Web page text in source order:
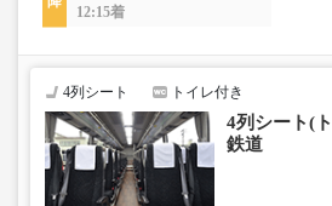
12:15着
4列シート トイレ付き
4列シート(
鉄道